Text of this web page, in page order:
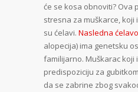
će se kosa obnoviti? Оva
stresna za muškarce,
su ćelavi. Nasledna
alopecija) ima genetsku
familijarno. Muškarac koji
predispoziciju za
da se zabrine zbog